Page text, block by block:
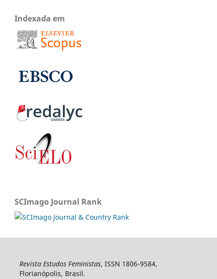
Indexada em
SCImago Journal Rank
Revista Estudos Feministas, ISSN 1806-9584,
Florianópolis, Brasil.